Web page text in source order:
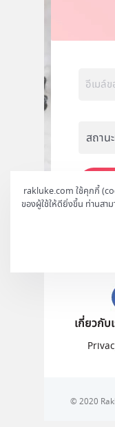
rakluke.com ใช้คุกกี้
ของผู้ใช้ให้ดียิ่งขึ้น ท่านสาม
เกี่ยวกับ
© 2020